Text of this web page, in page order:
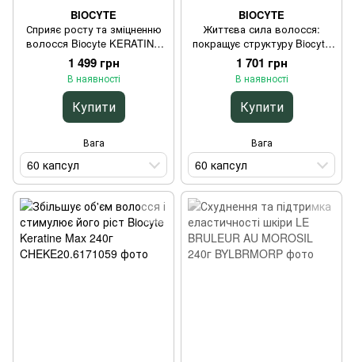
BIOCYTE
Сприяє росту та зміцненню
волосся Biocyte KERATINE
GUMMIES 60 капсул
1 499 грн
В наявності
Купити
Вага
60 капсул
BIOCYTE
Життєва сила волосся:
покращує структуру Biocyte
KERATINE HA 300 60 капсул
1 701 грн
В наявності
Купити
Вага
60 капсул